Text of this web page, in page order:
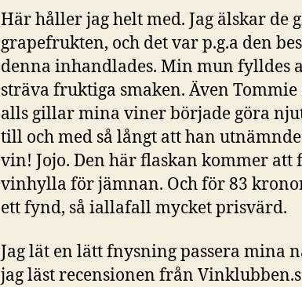
Här håller jag helt med. Jag älskar de
grapefrukten, och det var p.g.a den
denna inhandlades. Min mun fylldes
sträva fruktiga smaken. Även
alls gillar mina viner började göra
till och med så långt att han
vin! Jojo. Den här flaskan kommer att
vinhylla för jämnan. Och för 83
ett fynd, så iallafall mycket prisvärd.
Jag lät en lätt fnysning passera mina
jag läst recensionen från